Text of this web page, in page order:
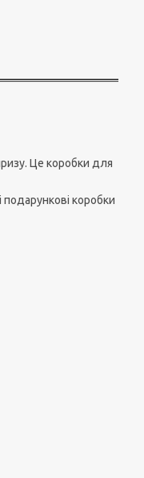
Це коробки для
подарункові коробки